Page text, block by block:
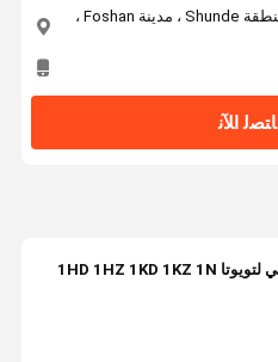
حديقة Daliang Wusha الصناعية ، منطقة Shunde ، مدينة Foshan ،
ﺎﺘﺼﻟ ﺍﻶﻧ
محرك الديزل الأصلي لتويوتا 1HD 1HZ 1KD 1KZ 1N